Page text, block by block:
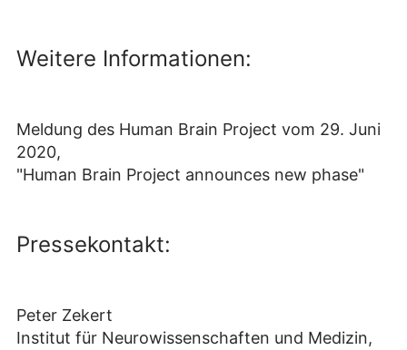
Weitere Informationen:
Meldung des Human Brain Project vom 29. Juni
2020,
"Human Brain Project announces new phase"
Pressekontakt:
Peter Zekert
Institut für Neurowissenschaften und Medizin,